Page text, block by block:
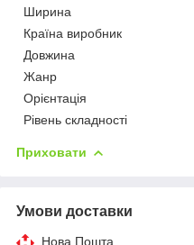
Ширина
Країна виробник
Довжина
Жанр
Орієнтація
Рівень складності
Приховати
Умови доставки
Нова Пошта